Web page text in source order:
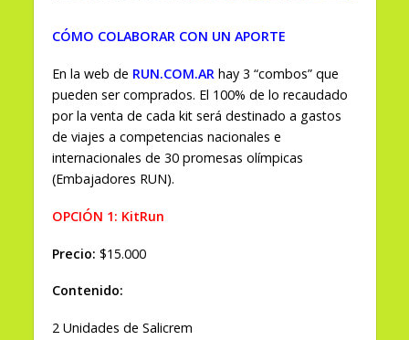
CÓMO COLABORAR CON UN APORTE
En la web de RUN.COM.AR hay 3 “combos” que
pueden ser comprados. El 100% de lo recaudado
por la venta de cada kit será destinado a gastos
de viajes a competencias nacionales e
internacionales de 30 promesas olímpicas
(Embajadores RUN).
OPCIÓN 1: KitRun
Precio: $15.000
Contenido:
2 Unidades de Salicrem